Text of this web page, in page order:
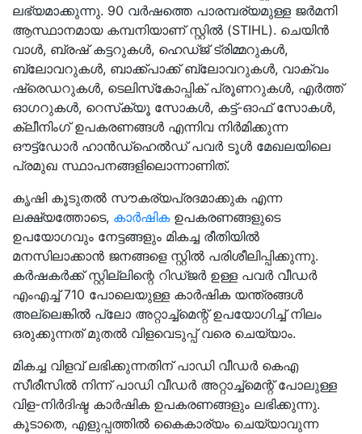
ലഭ്യമാക്കുന്നു. 90 വർഷത്തെ പാരമ്പര്യമുള്ള ജർമനി
ആസ്ഥാനമായ കമ്പനിയാണ് സ്റ്റിൽ (STIHL). ചെയിൻ
വാൾ, ബ്രഷ് കട്ടറുകൾ, ഹെഡ്ജ് ട്രിമ്മറുകൾ,
ബ്ലോവറുകൾ, ബാക്ക്‌പാക്ക് ബ്ലോവറുകൾ, വാക്വം
ഷ്രെഡറുകൾ, ടെലിസ്‌കോപ്പിക് പ്രൂണറുകൾ, എർത്ത്
ഓഗറുകൾ, റെസ്‌ക്യൂ സോകൾ, കട്ട്-ഓഫ് സോകൾ,
ക്ലീനിംഗ് ഉപകരണങ്ങൾ എന്നിവ നിർമിക്കുന്ന
ഔട്ട്‌ഡോർ ഹാൻഡ്‌ഹെൽഡ് പവർ ടൂൾ മേഖലയിലെ
പ്രമുഖ സ്ഥാപനങ്ങളിലൊന്നാണിത്.
കൃഷി കൂടുതൽ സൗകര്യപ്രദമാക്കുക എന്ന
ലക്ഷ്യത്തോടെ, കാർഷികഉപകരണങ്ങളുടെ
ഉപയോഗവും നേട്ടങ്ങളും മികച്ച രീതിയിൽ
മനസിലാക്കാൻ ജനങ്ങളെ സ്റ്റിൽ പരിശീലിപ്പിക്കുന്നു.
കർഷകർക്ക് സ്റ്റില്ലിന്റെ റിഡ്ജർ ഉള്ള പവർ വീഡർ
എംഎച്ച് 710 പോലെയുള്ള കാർഷിക യന്ത്രങ്ങൾ
അല്ലെങ്കിൽ പ്ലോ അറ്റാച്ച്മെന്റ് ഉപയോഗിച്ച് നിലം
ഒരുക്കുന്നത് മുതൽ വിളവെടുപ്പ് വരെ ചെയ്യാം.
മികച്ച വിളവ് ലഭിക്കുന്നതിന് പാഡി വീഡർ കെഎ
സീരീസിൽ നിന്ന് പാഡി വീഡർ അറ്റാച്ച്‌മെന്റ് പോലുള്ള
വിള-നിർദിഷ്ട കാർഷിക ഉപകരണങ്ങളും ലഭിക്കുന്നു.
കൂടാതെ, എളുപ്പത്തിൽ കൈകാര്യം ചെയ്യാവുന്ന